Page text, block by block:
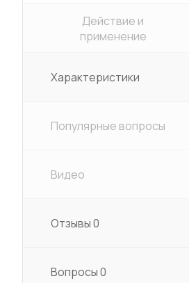
Действие и
применение
Характеристики
Популярные вопросы
Видео
Отзывы0
Вопросы0